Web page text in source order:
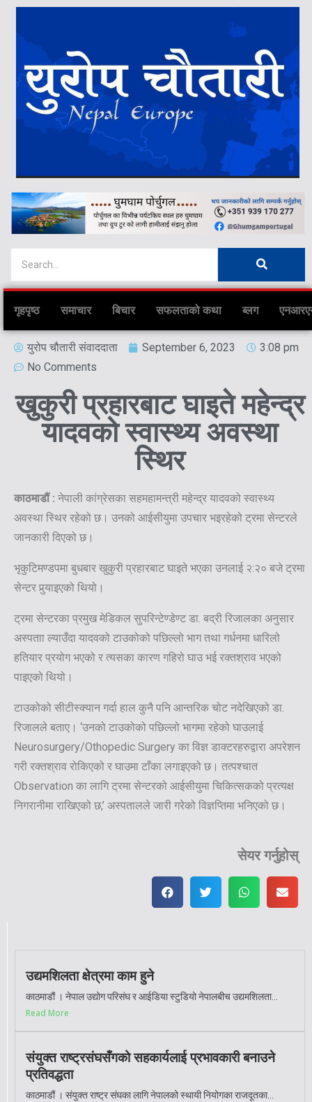
गृहपृष्ठ समाचार बिचार सफलताको कथा ब्लग
युरोप चौतारी संवाददाता September 6, 2023
3:08 pm
No Comments
खुकुरी प्रहारबाट घाइते महेन्द्र
यादवको स्वास्थ्य अवस्था
स्थिर
काठमाडौं : नेपाली कांग्रेसका सहमहामन्त्री महेन्द्र यादवको स्वास्थ्य
अवस्था स्थिर रहेको छ। उनको आईसीयुमा उपचार भइरहेको ट्रमा सेन्टरले
जानकारी दिएको छ।
भृकुटिमण्डपमा बुधबार खुकुरी प्रहारबाट घाइते भएका उनलाई २:२० बजे ट्रमा
सेन्टर पुर्‍याइएको थियो।
ट्रमा सेन्टरका प्रमुख मेडिकल सुपरिन्टेण्डेण्ट डा. बद्री रिजालका अनुसार
अस्पताा ल्याउँदा यादवको टाउकोको पछिल्लो भाग तथा गर्धनमा धारिलो
हतियार प्रयोग भएको र त्यसका कारण गहिरो घाउ भई रक्तश्राव भएको
पाइएको थियो।
टाउकोको सीटीस्क्यान गर्दा हाल कुनै पनि आन्तरिक चोट नदेखिएको डा.
रिजालले बताए। ‘उनको टाउकोको पछिल्लो भागमा रहेको घाउलाई
Neurosurgery/Othopedic Surgery का विज्ञ डाक्टरहरुद्वारा अपरेशन
गरी रक्तश्राव रोकिएको र घाउमा टाँका लगाइएको छ। तत्पश्चात
Observation का लागि ट्रमा सेन्टरको आईसीयुमा चिकित्सकको प्रत्यक्ष
निगरानीमा राखिएको छ,’ अस्पतालले जारी गरेको विज्ञप्तिमा भनिएको छ।
सेयर गर्नुहोस्
उद्यमशिलता क्षेत्रमा काम हुने
काठमाडौं । नेपाल उद्योग परिसंघ र आईडिया स्टुडियो नेपालबीच उद्यमशिलता...
Read More
संयुक्त राष्ट्रसंघसँगको सहकार्यलाई प्रभावकारी बनाउने
प्रतिवद्धता
काठमाडौं । संयुक्त राष्ट्र संघका लागि नेपालको स्थायी नियोगका राजदूतका...